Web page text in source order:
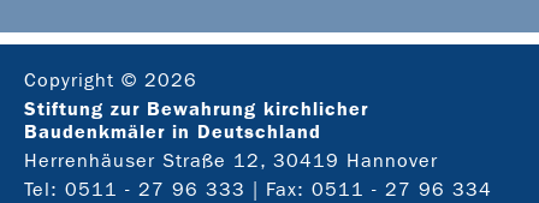
Copyright © 2026
Stiftung zur Bewahrung kirchlicher
Baudenkmäler in Deutschland
Herrenhäuser Straße 12, 30419 Hannover
Tel: 0511 - 27 96 333
| Fax: 0511 - 27 96 334